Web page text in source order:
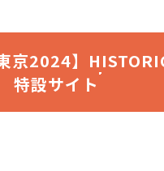
京2024】
特設サイト